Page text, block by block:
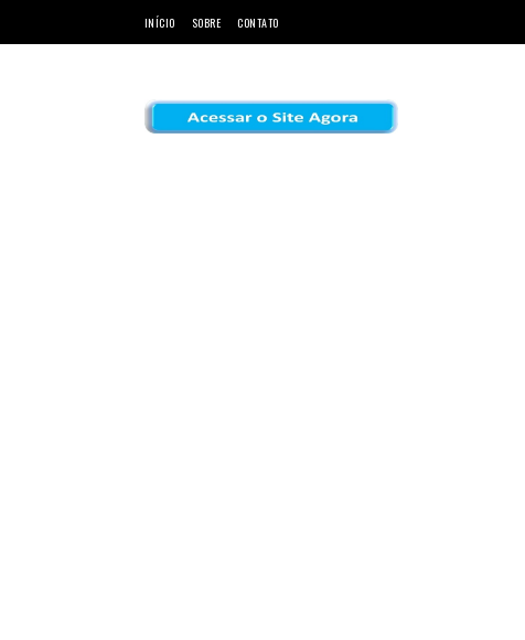
INÍCIO SOBRE CONTATO